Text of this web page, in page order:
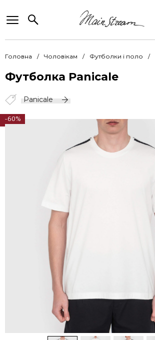
Головна Чоловікам Футболки і поло
Футболка Panicale
Panicale
-60%